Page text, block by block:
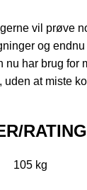
vil prøve
og endnu
nu har brug for
at miste
105 kg